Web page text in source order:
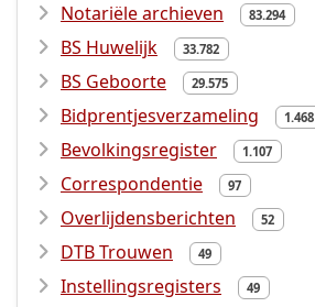
Notariële archieven 83.294
BS Huwelijk 33.782
BS Geboorte 29.575
Bidprentjesverzameling 1.468
Bevolkingsregister 1.107
Correspondentie 97
Overlijdensberichten 52
DTB Trouwen 49
Instellingsregisters 49